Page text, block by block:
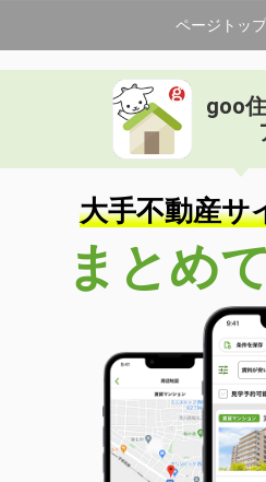
ページトッ
goo
大手不動産サ
まとめ